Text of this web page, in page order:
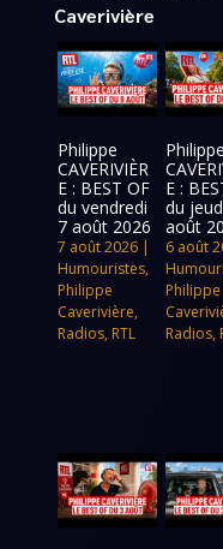
Caverivière
Philippe
CAVERIVIÈR
E : BEST OF
du vendredi
7 août 2026
7 août 2026 |
Humouristes,
Philippe
Caverivière,
Radios, RTL
Philippe
E :
du
août
6 août
Philippe
Radios,